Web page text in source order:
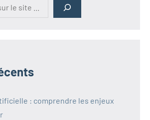
: comprendre les enjeux